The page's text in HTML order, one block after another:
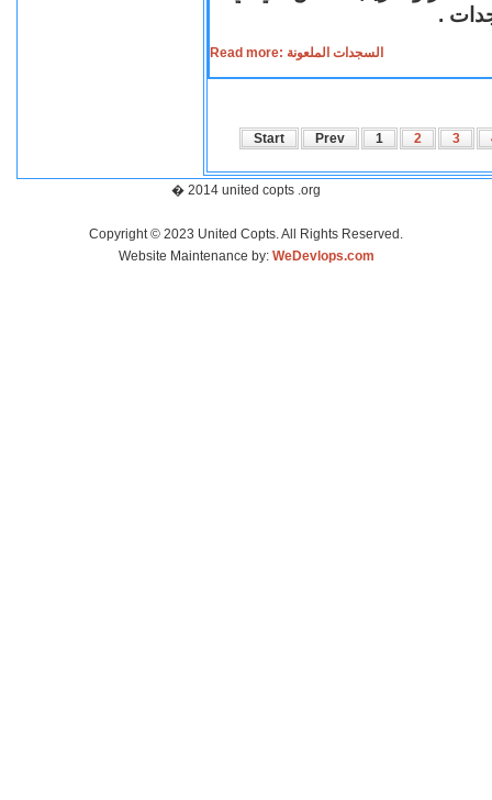
.
Read more: السجدات الملعونة
Start Prev 1 2 3
� 2014 united copts .org
Copyright © 2023 United Copts. All Rights Reserved.
Website Maintenance by: WeDevlops.com